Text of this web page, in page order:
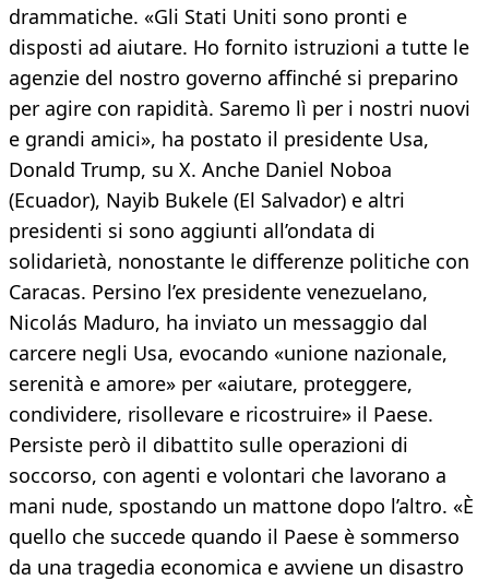
drammatiche. «Gli Stati Uniti sono pronti e
disposti ad aiutare. Ho fornito istruzioni a tutte le
agenzie del nostro governo affinché si preparino
per agire con rapidità. Saremo lì per i nostri nuovi
e grandi amici», ha postato il presidente Usa,
Donald Trump, su X. Anche Daniel Noboa
(Ecuador), Nayib Bukele (El Salvador) e altri
presidenti si sono aggiunti all’ondata di
solidarietà, nonostante le differenze politiche con
Caracas. Persino l’ex presidente venezuelano,
Nicolás Maduro, ha inviato un messaggio dal
carcere negli Usa, evocando «unione nazionale,
serenità e amore» per «aiutare, proteggere,
condividere, risollevare e ricostruire» il Paese.
Persiste però il dibattito sulle operazioni di
soccorso, con agenti e volontari che lavorano a
mani nude, spostando un mattone dopo l’altro. «È
quello che succede quando il Paese è sommerso
da una tragedia economica e avviene un disastro